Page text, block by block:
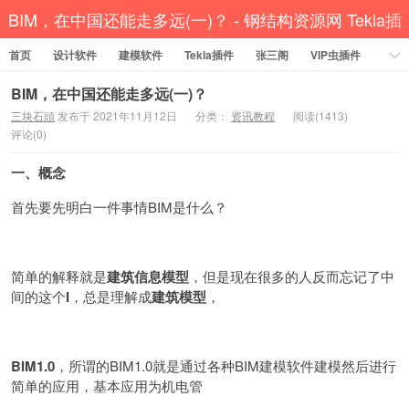
BIM，在中国还能走多远(一)？ - 钢结构资源网 Tekla插
件 CAD工具 犀牛GH汉化 套料
首页 设计软件 建模软件 Tekla插件 张三阁
VIP虫插件
CAD插件
定尺提料 贱人工具箱
资讯教程
工程模型 关于网站
BIM，在中国还能走多远(一)？
三块石頭 发布于 2021年11月12日 分类： 资讯教程
阅读(1413)
评论(0)
一、概念
首先要先明白一件事情BIM是什么？
简单的解释就是建筑信息模型 ，但是现在很多的人反而忘记了中
间的这个I ，总是理解成建筑模型 ，
BIM1.0 ，所谓的BIM1.0就是通过各种BIM建模软件建模然后进行
简单的应用，基本应用为机电管